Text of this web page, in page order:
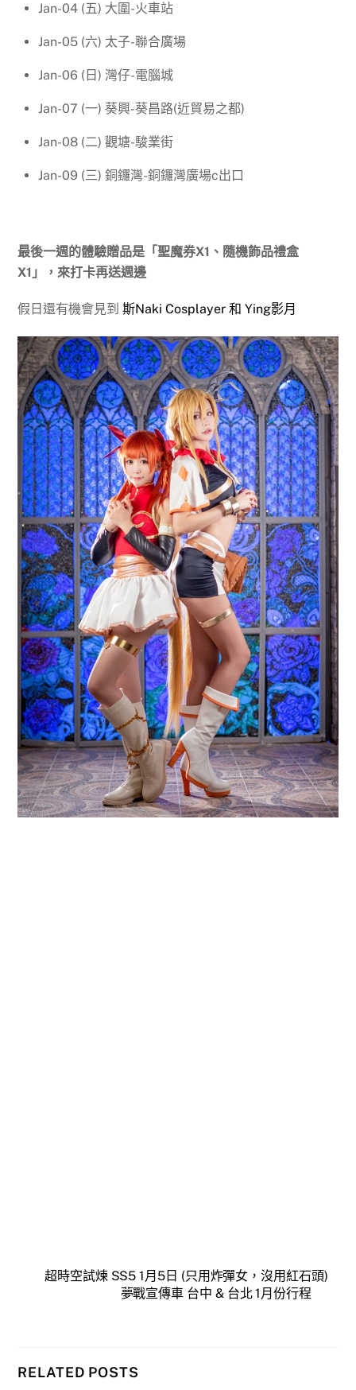
Jan-04 (五) 大圍-火車站
Jan-05 (六) 太子-聯合廣場
Jan-06 (日) 灣仔-電腦城
Jan-07 (一) 葵興-葵昌路(近貿易之都)
Jan-08 (二) 觀塘-駿業街
Jan-09 (三) 銅鑼灣-銅鑼灣廣場c出口
最後一週的體驗贈品是「聖魔券X1、隨機飾品禮盒
X1」，來打卡再送週邊
假日還有機會見到斯Naki Cosplayer 和 Ying影月
超時空試煉 SS5 1月5日 (只用炸彈女，沒用紅石頭)
夢戰宣傳車 台中 & 台北 1月份行程
RELATED POSTS